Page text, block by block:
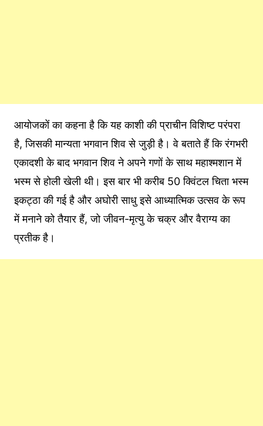
आयोजकों का कहना है कि यह काशी की प्राचीन विशिष्ट परंपरा
है, जिसकी मान्यता भगवान शिव से जुड़ी है। वे बताते हैं कि रंगभरी
एकादशी के बाद भगवान शिव ने अपने गणों के साथ महाश्मशान में
भस्म से होली खेली थी। इस बार भी करीब 50 क्विंटल चिता भस्म
इकट्ठा की गई है और अघोरी साधु इसे आध्यात्मिक उत्सव के रूप
में मनाने को तैयार हैं, जो जीवन-मृत्यु के चक्र और वैराग्य का
प्रतीक है।